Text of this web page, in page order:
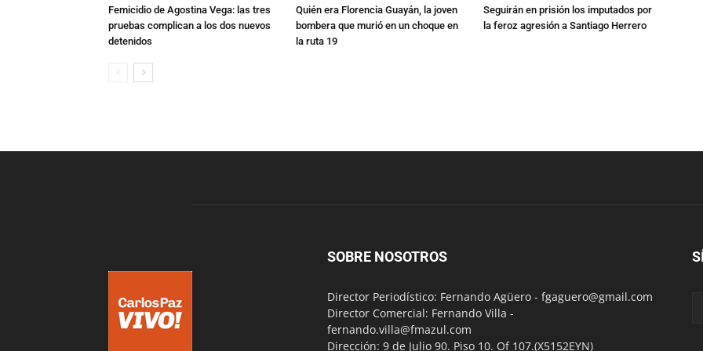
Femicidio de Agostina Vega: las tres
pruebas complican a los dos nuevos
detenidos
Quién era Florencia Guayán, la joven
bombera que murió en un choque en
la ruta 19
Seguirán en prisión los imputados por
la feroz agresión a Santiago Herrero
SOBRE NOSOTROS
Director Periodístico: Fernando Agüero - fgaguero@gmail.com
Director Comercial: Fernando Villa -
fernando.villa@fmazul.com
Dirección: 9 de Julio 90. Piso 10. Of 107.(X5152EYN)